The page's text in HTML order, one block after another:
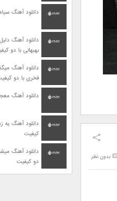
بدون نظر
دانلود آهنگ
دانلود آهنگ
بهبهانی با دو
دانلود آهنگ
فخری با دو
دانلود آهنگ
دانلود آهنگ یه
کیفیت
دانلود آهنگ
دو کیفیت